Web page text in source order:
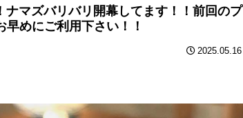
ナマズバリバリ開幕してます！！前回のプ
めにご利用下さい！！
2025.05.16